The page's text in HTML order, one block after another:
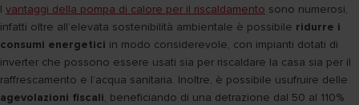
I vantaggi della pompa di calore per il riscaldamento sono numerosi,
infatti oltre all’elevata sostenibilità ambientale è possibile ridurre i
consumi energetici in modo considerevole, con impianti dotati di
inverter che possono essere usati sia per riscaldare la casa sia per il
raffrescamento e l’acqua sanitaria. Inoltre, è possibile usufruire delle
agevolazioni fiscali, beneficiando di una detrazione dal 50 al 110%